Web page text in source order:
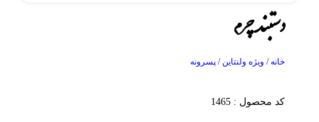
دستبند چرم
خانه/ ویژه ولنتاین/ پسرونه
کد محصول : 1465